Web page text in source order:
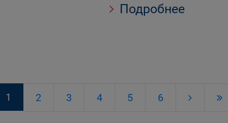
Подробнее
1 2 3 4 5 6